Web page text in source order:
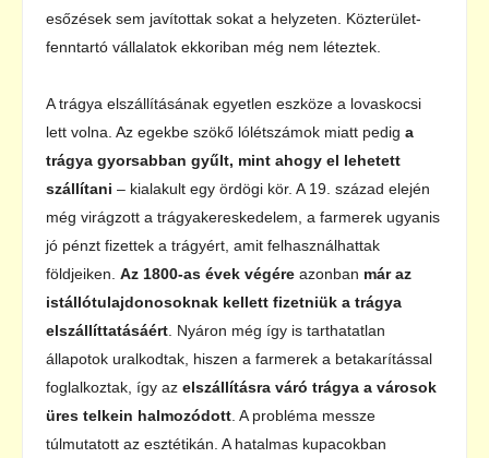
esőzések sem javítottak sokat a helyzeten. Közterület-
fenntartó vállalatok ekkoriban még nem léteztek.
A trágya elszállításának egyetlen eszköze a lovaskocsi
lett volna. Az egekbe szökő lólétszámok miatt pedig a
trágya gyorsabban gyűlt, mint ahogy el lehetett
szállítani – kialakult egy ördögi kör. A 19. század elején
még virágzott a trágyakereskedelem, a farmerek ugyanis
jó pénzt fizettek a trágyért, amit felhasználhattak
földjeiken. Az 1800-as évek végére azonban már az
istállótulajdonosoknak kellett fizetniük a trágya
elszállíttatásáért . Nyáron még így is tarthatatlan
állapotok uralkodtak, hiszen a farmerek a betakarítással
foglalkoztak, így az elszállításra váró trágya a városok
üres telkein halmozódott . A probléma messze
túlmutatott az esztétikán. A hatalmas kupacokban